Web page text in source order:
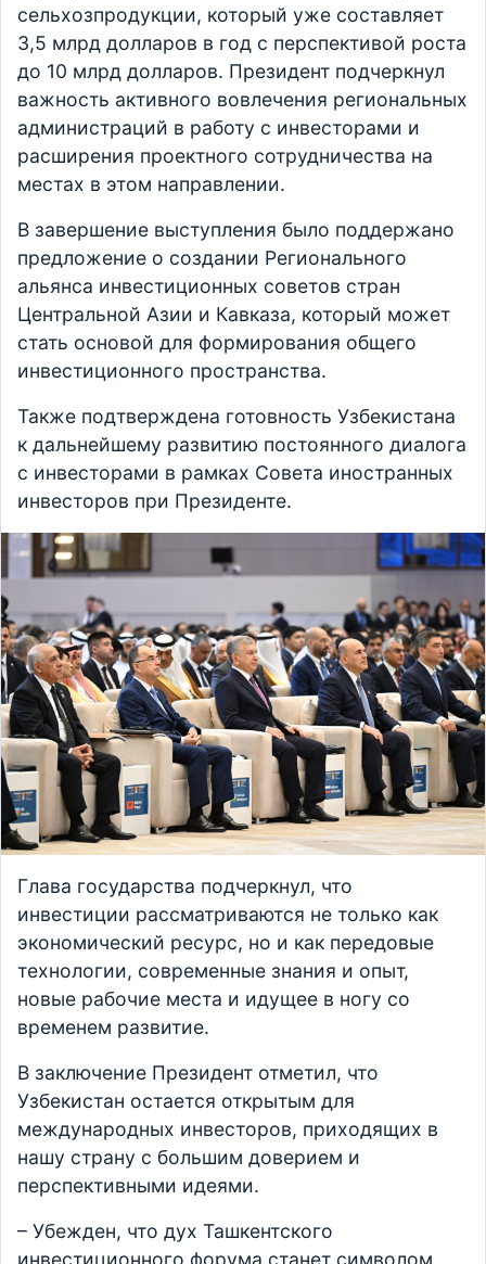
сельхозпродукции, который уже составляет
3,5 млрд долларов в год с перспективой роста
до 10 млрд долларов. Президент подчеркнул
важность активного вовлечения региональных
администраций в работу с инвесторами и
расширения проектного сотрудничества на
местах в этом направлении.
В завершение выступления было поддержано
предложение о создании Регионального
альянса инвестиционных советов стран
Центральной Азии и Кавказа, который может
стать основой для формирования общего
инвестиционного пространства.
Также подтверждена готовность Узбекистана
к дальнейшему развитию постоянного диалога
с инвесторами в рамках Совета иностранных
инвесторов при Президенте.
Глава государства подчеркнул, что
инвестиции рассматриваются не только как
экономический ресурс, но и как передовые
технологии, современные знания и опыт,
новые рабочие места и идущее в ногу со
временем развитие.
В заключение Президент отметил, что
Узбекистан остается открытым для
международных инвесторов, приходящих в
нашу страну с большим доверием и
перспективными идеями.
– Убежден, что дух Ташкентского